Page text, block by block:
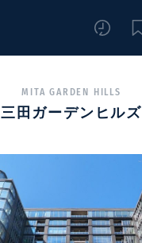
MITA GARDEN HILLS
三田ガーデンヒルズ